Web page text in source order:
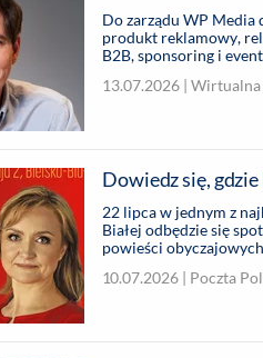
Do zarządu WP Media
produkt reklamowy,
B2B, sponsoring i
13.07.2026 | Wirtualna
Dowiedz się,
22 lipca w jednym z
Białej odbędzie się
powieści
10.07.2026 | Poczta